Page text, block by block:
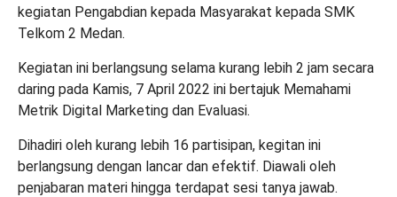
kegiatan Pengabdian kepada Masyarakat kepada SMK
Telkom 2 Medan.
Kegiatan ini berlangsung selama kurang lebih 2 jam secara
daring pada Kamis, 7 April 2022 ini bertajuk Memahami
Metrik Digital Marketing dan Evaluasi.
Dihadiri oleh kurang lebih 16 partisipan, kegitan ini
berlangsung dengan lancar dan efektif. Diawali oleh
penjabaran materi hingga terdapat sesi tanya jawab.